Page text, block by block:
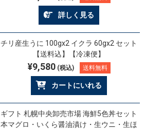
詳しく見る
チリ産生うに 100gx2 イクラ 60gx2 セット
【送料込】【冷凍便】
¥9,580(税込) 送料無料
カートにいれる
ギフト 札幌中央卸売市場 海鮮5色丼セット
本マグロ・いくら醤油漬け・生ウニ・生ほ